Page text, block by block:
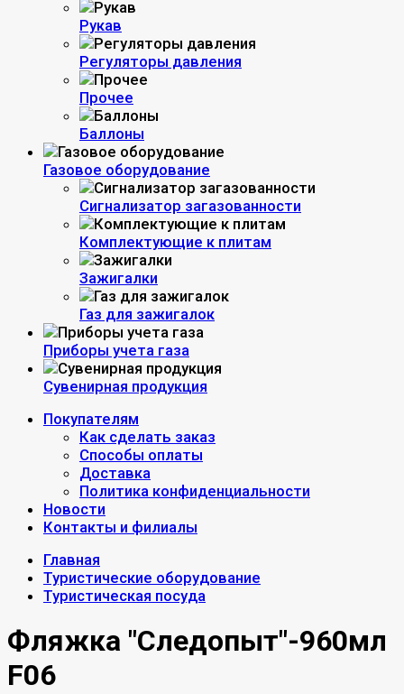
Рукав
Регуляторы давления
Прочее
Баллоны
Газовое оборудование
Сигнализатор загазованности
Комплектующие к плитам
Зажигалки
Газ для зажигалок
Приборы учета газа
Сувенирная продукция
Покупателям
Как сделать заказ
Способы оплаты
Доставка
Политика конфиденциальности
Новости
Контакты и филиалы
Главная
Туристические оборудование
Туристическая посуда
Фляжка "Следопыт"-960мл
F06